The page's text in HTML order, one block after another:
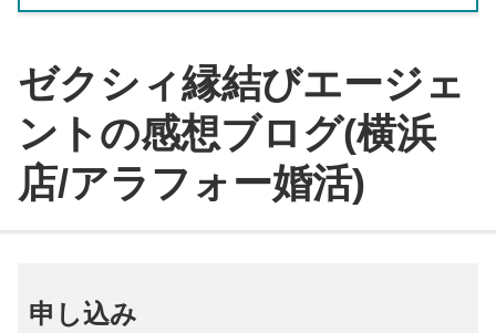
ゼクシィ縁結びエージェ
ントの感想ブログ(横浜
店/アラフォー婚活)
申し込み